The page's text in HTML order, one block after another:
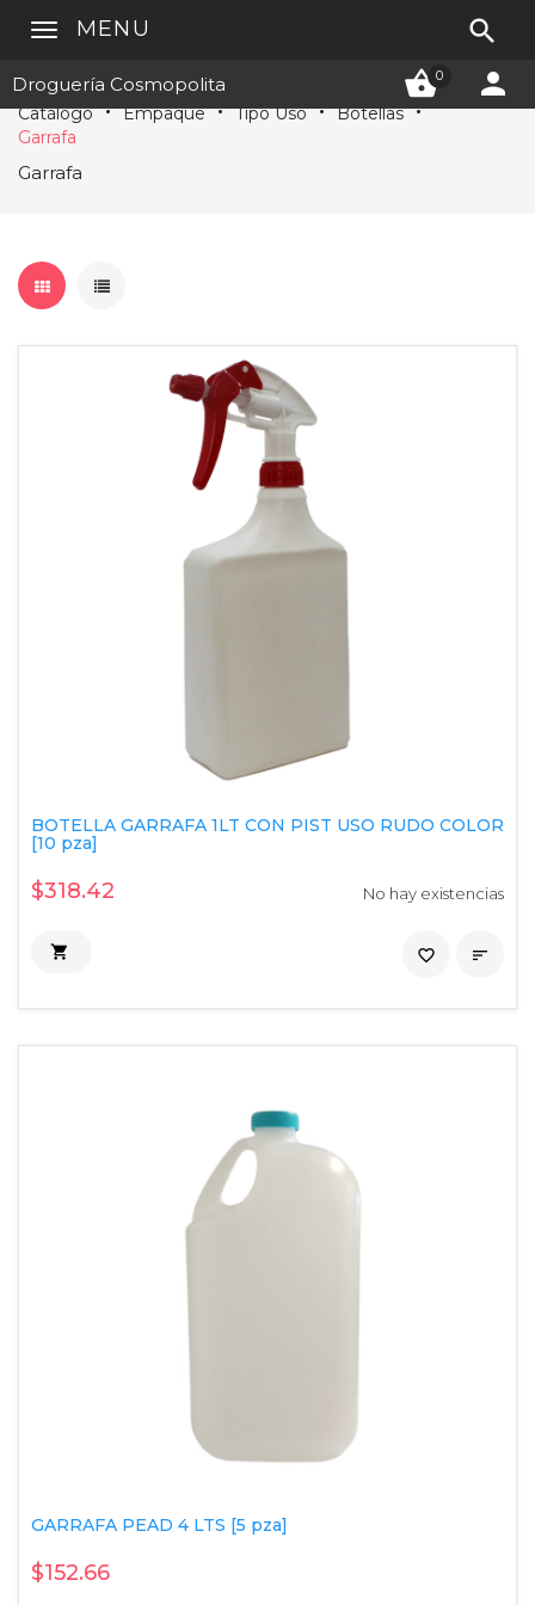
Droguería Cosmopolita 0 
MENU 
Catálogo Empaque Tipo Uso
Botellas
Garrafa
Garrafa
BOTELLA GARRAFA 1LT CON PIST USO RUDO COLOR
[10 pza]
$318.42 No hay existencias
 
favorite_border
GARRAFA PEAD 4 LTS [5 pza]
$152.66